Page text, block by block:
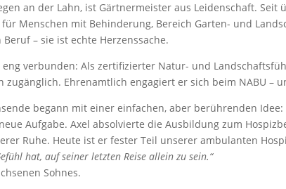
an der Lahn, ist Gärtnermeister aus Leidenschaft.
Menschen mit Behinderung, Bereich Garten- und
– sie ist echte Herzenssache.
verbunden: Als zertifizierter Natur- und
Ehrenamtlich engagiert er sich beim NABU –
begann mit einer einfachen, aber berührenden
Aufgabe. Axel absolvierte die Ausbildung zum
Ruhe. Heute ist er fester Teil unserer ambulanten
hat, auf seiner letzten Reise allein zu sein.“
Sohnes.